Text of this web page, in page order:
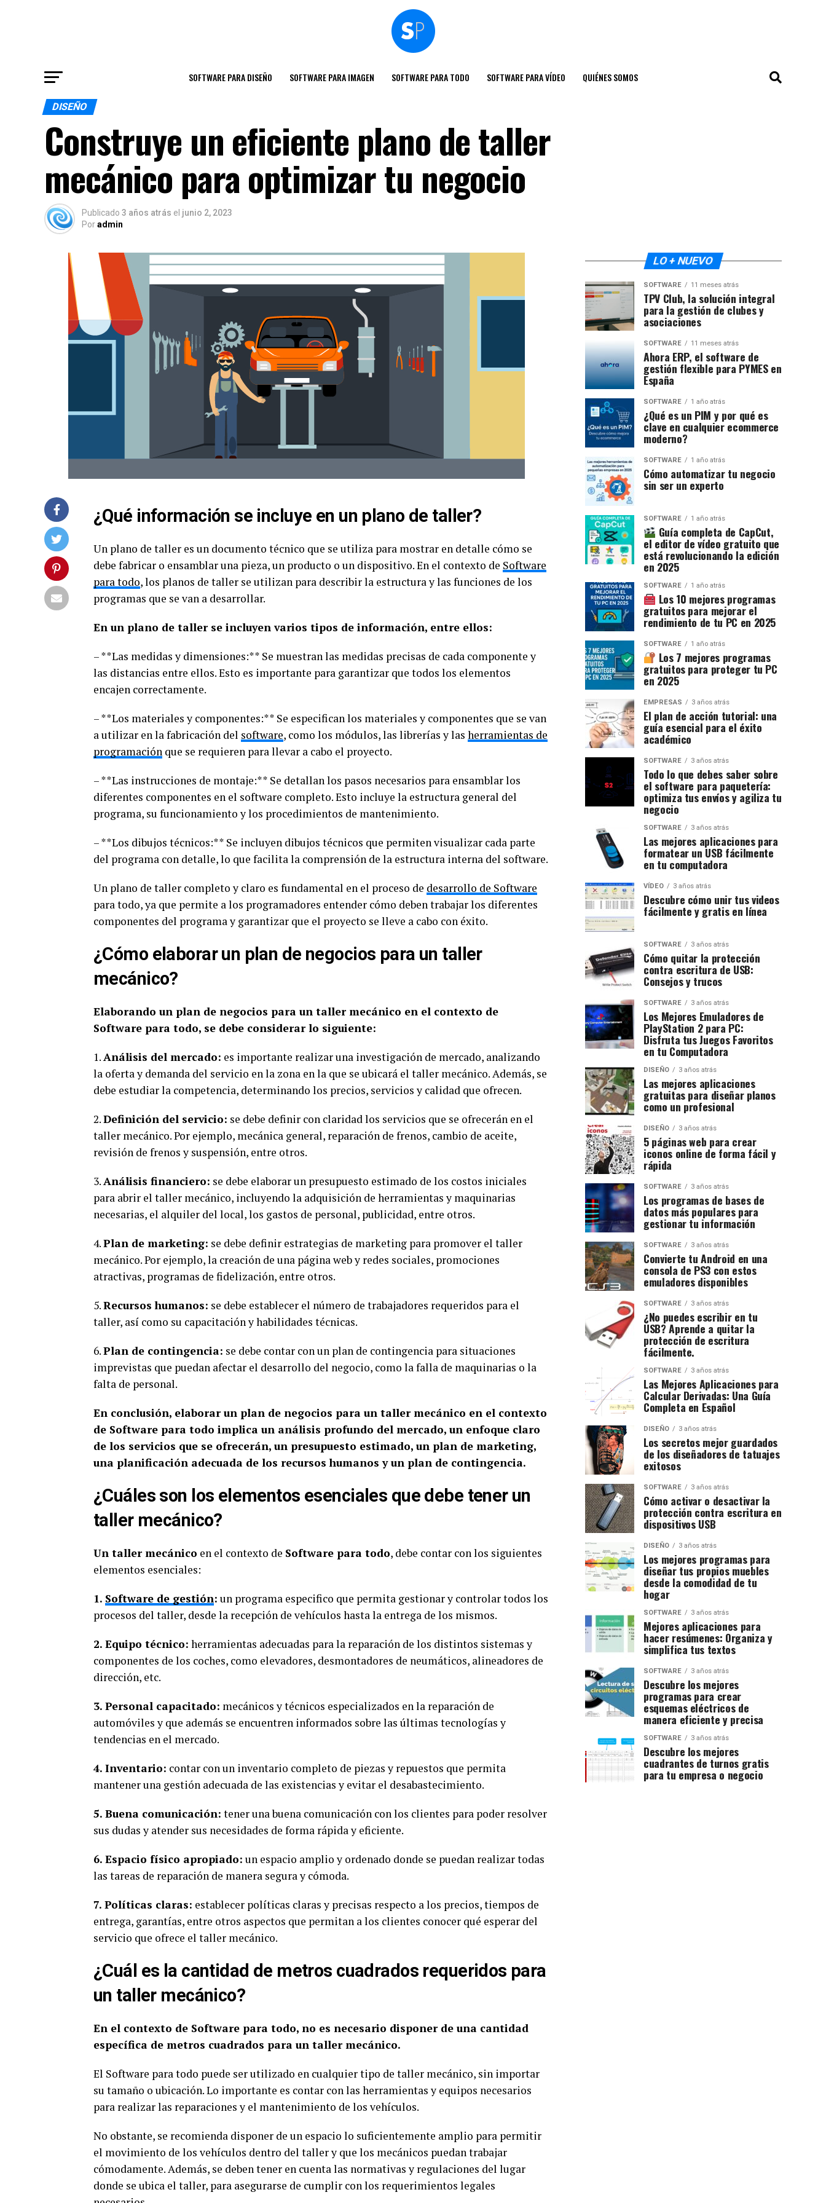
SOFTWARE PARA DISEÑO SOFTWARE PARA IMAGEN SOFTWARE PARA TODO SOFTWARE PARA VÍDEO QUIÉNES SOMOS
DISEÑO
Construye un eficiente plano de taller
mecánico para optimizar tu negocio
Publicado 3 años atrás el junio 2, 2023
Poradmin
¿Qué información se incluye en un plano de taller?
Un plano de taller es un documento técnico que se utiliza para mostrar en detalle cómo se
debe fabricar o ensamblar una pieza, un producto o un dispositivo. En el contexto de Software
para todo, los planos de taller se utilizan para describir la estructura y las funciones de los
programas que se van a desarrollar.
En un plano de taller se incluyen varios tipos de información, entre ellos:
– **Las medidas y dimensiones:** Se muestran las medidas precisas de cada componente y
las distancias entre ellos. Esto es importante para garantizar que todos los elementos
encajen correctamente.
– **Los materiales y componentes:** Se especifican los materiales y componentes que se van
a utilizar en la fabricación del software, como los módulos, las librerías y las herramientas de
programación que se requieren para llevar a cabo el proyecto.
– **Las instrucciones de montaje:** Se detallan los pasos necesarios para ensamblar los
diferentes componentes en el software completo. Esto incluye la estructura general del
programa, su funcionamiento y los procedimientos de mantenimiento.
– **Los dibujos técnicos:** Se incluyen dibujos técnicos que permiten visualizar cada parte
del programa con detalle, lo que facilita la comprensión de la estructura interna del software.
Un plano de taller completo y claro es fundamental en el proceso de desarrollo de Software
para todo, ya que permite a los programadores entender cómo deben trabajar los diferentes
componentes del programa y garantizar que el proyecto se lleve a cabo con éxito.
¿Cómo elaborar un plan de negocios para un taller
mecánico?
Elaborando un plan de negocios para un taller mecánico en el contexto de
Software para todo, se debe considerar lo siguiente:
1.Análisis del mercado: es importante realizar una investigación de mercado, analizando
la oferta y demanda del servicio en la zona en la que se ubicará el taller mecánico. Además, se
debe estudiar la competencia, determinando los precios, servicios y calidad que ofrecen.
2.Definición del servicio: se debe definir con claridad los servicios que se ofrecerán en el
taller mecánico. Por ejemplo, mecánica general, reparación de frenos, cambio de aceite,
revisión de frenos y suspensión, entre otros.
3.Análisis financiero: se debe elaborar un presupuesto estimado de los costos iniciales
para abrir el taller mecánico, incluyendo la adquisición de herramientas y maquinarias
necesarias, el alquiler del local, los gastos de personal, publicidad, entre otros.
4.Plan de marketing: se debe definir estrategias de marketing para promover el taller
mecánico. Por ejemplo, la creación de una página web y redes sociales, promociones
atractivas, programas de fidelización, entre otros.
5.Recursos humanos: se debe establecer el número de trabajadores requeridos para el
taller, así como su capacitación y habilidades técnicas.
6.Plan de contingencia: se debe contar con un plan de contingencia para situaciones
imprevistas que puedan afectar el desarrollo del negocio, como la falla de maquinarias o la
falta de personal.
En conclusión, elaborar un plan de negocios para un taller mecánico en el contexto
de Software para todo implica un análisis profundo del mercado, un enfoque claro
de los servicios que se ofrecerán, un presupuesto estimado, un plan de marketing,
una planificación adecuada de los recursos humanos y un plan de contingencia.
¿Cuáles son los elementos esenciales que debe tener un
taller mecánico?
Un taller mecánico en el contexto de Software para todo, debe contar con los siguientes
elementos esenciales:
1. Software de gestión: un programa especifico que permita gestionar y controlar todos los
procesos del taller, desde la recepción de vehículos hasta la entrega de los mismos.
2. Equipo técnico: herramientas adecuadas para la reparación de los distintos sistemas y
componentes de los coches, como elevadores, desmontadores de neumáticos, alineadores de
dirección, etc.
3. Personal capacitado: mecánicos y técnicos especializados en la reparación de
automóviles y que además se encuentren informados sobre las últimas tecnologías y
tendencias en el mercado.
4. Inventario: contar con un inventario completo de piezas y repuestos que permita
mantener una gestión adecuada de las existencias y evitar el desabastecimiento.
5. Buena comunicación: tener una buena comunicación con los clientes para poder resolver
sus dudas y atender sus necesidades de forma rápida y eficiente.
6. Espacio físico apropiado: un espacio amplio y ordenado donde se puedan realizar todas
las tareas de reparación de manera segura y cómoda.
7. Políticas claras: establecer políticas claras y precisas respecto a los precios, tiempos de
entrega, garantías, entre otros aspectos que permitan a los clientes conocer qué esperar del
servicio que ofrece el taller mecánico.
¿Cuál es la cantidad de metros cuadrados requeridos para
un taller mecánico?
En el contexto de Software para todo, no es necesario disponer de una cantidad
específica de metros cuadrados para un taller mecánico.
El Software para todo puede ser utilizado en cualquier tipo de taller mecánico, sin importar
su tamaño o ubicación. Lo importante es contar con las herramientas y equipos necesarios
para realizar las reparaciones y el mantenimiento de los vehículos.
No obstante, se recomienda disponer de un espacio lo suficientemente amplio para permitir
el movimiento de los vehículos dentro del taller y que los mecánicos puedan trabajar
cómodamente. Además, se deben tener en cuenta las normativas y regulaciones del lugar
donde se ubica el taller, para asegurarse de cumplir con los requerimientos legales
LO + NUEVO
SOFTWARE 11 meses atrás
TPV Club, la solución integral
para la gestión de clubes y
asociaciones
SOFTWARE 11 meses atrás
Ahora ERP, el software de
gestión flexible para PYMES en
España
SOFTWARE 1 año atrás
¿Qué es un PIM y por qué es
clave en cualquier ecommerce
moderno?
SOFTWARE 1 año atrás
Cómo automatizar tu negocio
sin ser un experto
SOFTWARE 1 año atrás
Guía completa de CapCut,
el editor de vídeo gratuito que
está revolucionando la edición
en 2025
SOFTWARE 1 año atrás
Los 10 mejores programas
gratuitos para mejorar el
rendimiento de tu PC en 2025
SOFTWARE 1 año atrás
Los 7 mejores programas
gratuitos para proteger tu PC
en 2025
EMPRESAS 3 años atrás
El plan de acción tutorial: una
guía esencial para el éxito
académico
SOFTWARE 3 años atrás
Todo lo que debes saber sobre
el software para paquetería:
optimiza tus envíos y agiliza tu
negocio
SOFTWARE 3 años atrás
Las mejores aplicaciones para
formatear un USB fácilmente
en tu computadora
VÍDEO 3 años atrás
Descubre cómo unir tus videos
fácilmente y gratis en línea
SOFTWARE 3 años atrás
Cómo quitar la protección
contra escritura de USB:
Consejos y trucos
SOFTWARE 3 años atrás
Los Mejores Emuladores de
PlayStation 2 para PC:
Disfruta tus Juegos Favoritos
en tu Computadora
DISEÑO 3 años atrás
Las mejores aplicaciones
gratuitas para diseñar planos
como un profesional
DISEÑO 3 años atrás
5 páginas web para crear
iconos online de forma fácil y
rápida
SOFTWARE 3 años atrás
Los programas de bases de
datos más populares para
gestionar tu información
SOFTWARE 3 años atrás
Convierte tu Android en una
consola de PS3 con estos
emuladores disponibles
SOFTWARE 3 años atrás
¿No puedes escribir en tu
USB? Aprende a quitar la
protección de escritura
fácilmente.
SOFTWARE 3 años atrás
Las Mejores Aplicaciones para
Calcular Derivadas: Una Guía
Completa en Español
DISEÑO 3 años atrás
Los secretos mejor guardados
de los diseñadores de tatuajes
exitosos
SOFTWARE 3 años atrás
Cómo activar o desactivar la
protección contra escritura en
dispositivos USB
DISEÑO 3 años atrás
Los mejores programas para
diseñar tus propios muebles
desde la comodidad de tu
hogar
SOFTWARE 3 años atrás
Mejores aplicaciones para
hacer resúmenes: Organiza y
simplifica tus textos
SOFTWARE 3 años atrás
Descubre los mejores
programas para crear
esquemas eléctricos de
manera eficiente y precisa
SOFTWARE 3 años atrás
Descubre los mejores
cuadrantes de turnos gratis
para tu empresa o negocio